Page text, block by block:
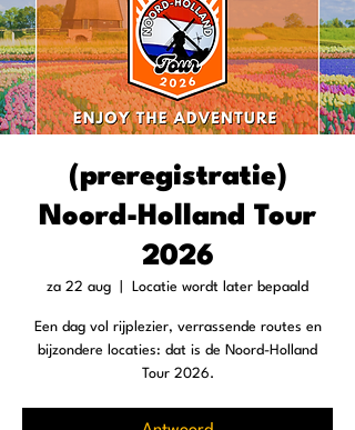
(preregistratie)
Noord-Holland Tour
2026
za 22 aug Locatie wordt later bepaald
Een dag vol rijplezier, verrassende routes en
bijzondere locaties: dat is de Noord-Holland
Tour 2026.